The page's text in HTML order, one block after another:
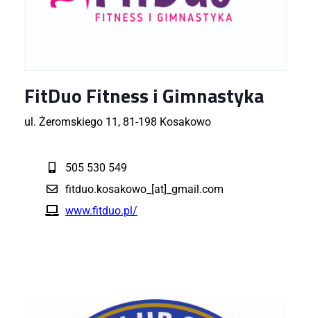
FitDuo Fitness i Gimnastyka
ul. Żeromskiego 11, 81-198 Kosakowo
505 530 549
fitduo.kosakowo_[at]_gmail.com
www.fitduo.pl/